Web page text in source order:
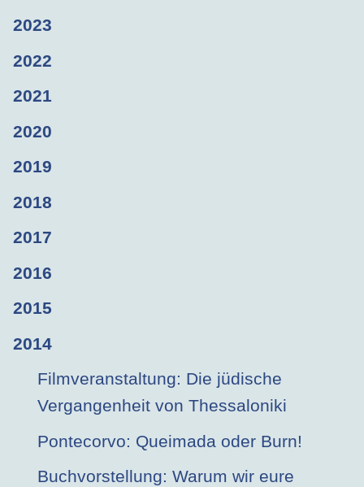
2023
2022
2021
2020
2019
2018
2017
2016
2015
2014
Filmveranstaltung: Die jüdische
Vergangenheit von Thessaloniki
Pontecorvo: Queimada oder Burn!
Buchvorstellung: Warum wir eure